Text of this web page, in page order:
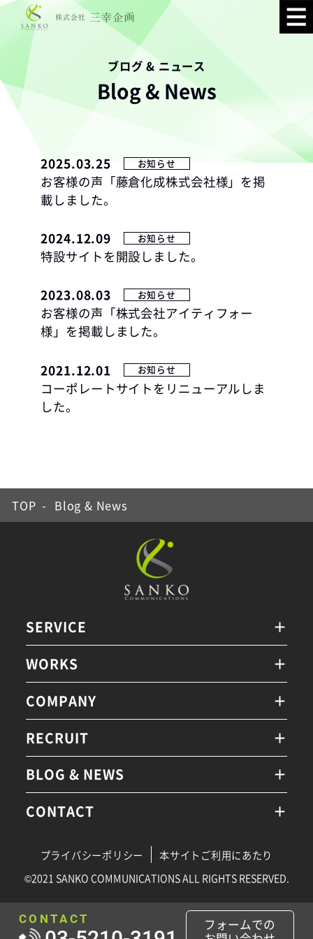
CONTACT
フォームでの
ブログ & ニュース
Blog & News
2025.03.25 お知らせ
お客様の声「藤倉化成株式会社様」を掲
載しました。
2024.12.09 お知らせ
特設サイトを開設しました。
2023.08.03 お知らせ
お客様の声「株式会社アイティフォー
様」を掲載しました。
2021.12.01 お知らせ
コーポレートサイトをリニューアルしま
した。
TOP - Blog & News
SERVICE
WORKS
COMPANY
RECRUIT
BLOG & NEWS
CONTACT
プライバシーポリシー
本サイトご利用にあたり
©2021 SANKO COMMUNICATIONS ALL RIGHTS RESERVED.